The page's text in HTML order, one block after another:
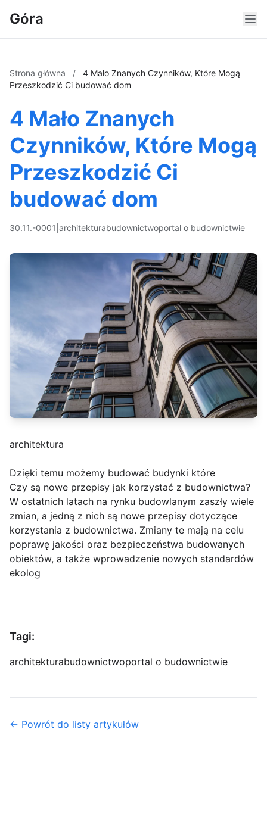
Góra
Strona główna /
4 Mało Znanych Czynników, Które Mogą
Przeszkodzić Ci budować dom
4 Mało Znanych
Czynników, Które Mogą
Przeszkodzić Ci
budować dom
30.11.-0001 architekturabudownictwoportal o budownictwie
architektura
Dzięki temu możemy budować budynki które
Czy są nowe przepisy jak korzystać z budownictwa?
W ostatnich latach na rynku budowlanym zaszły wiele
zmian, a jedną z nich są nowe przepisy dotyczące
korzystania z budownictwa. Zmiany te mają na celu
poprawę jakości oraz bezpieczeństwa budowanych
obiektów, a także wprowadzenie nowych standardów
ekolog
Tagi:
architekturabudownictwoportal o budownictwie
← Powrót do listy artykułów